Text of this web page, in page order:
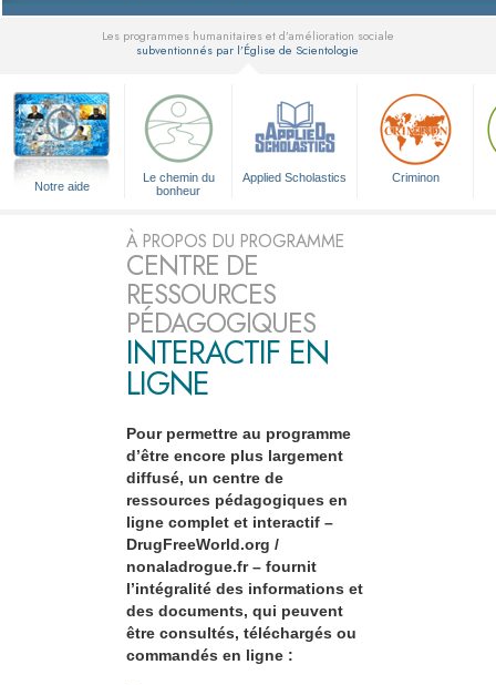
Les programmes humanitaires et d’amélioration sociale
subventionnés par l’Église de Scientologie
Notre aide
Le chemin du
bonheur
Applied Scholastics Criminon
À PROPOS DU PROGRAMME
CENTRE DE
RESSOURCES
PÉDAGOGIQUES
INTERACTIF EN
LIGNE
Pour permettre au programme
d’être encore plus largement
diffusé, un centre de
ressources pédagogiques en
ligne complet et interactif –
DrugFreeWorld.org /
nonaladrogue.fr – fournit
l’intégralité des informations et
des documents, qui peuvent
être consultés, téléchargés ou
commandés en ligne :